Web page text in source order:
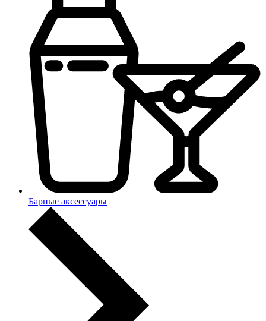
Барные аксессуары